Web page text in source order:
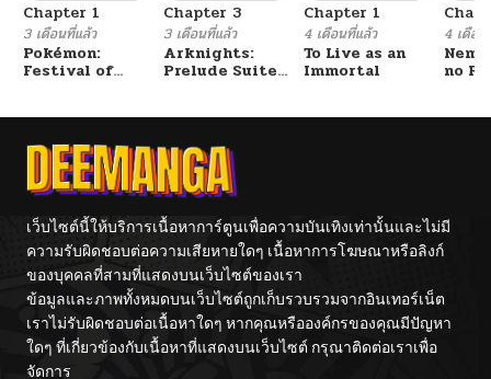
Chapter 1
3 เดือนที่แล้ว
Pokémon:
Festival of
Chapter 3
3 เดือนที่แล้ว
Arknights:
Prelude Suite:
Chapter 1
4 เดือนที่แล้ว
To Live as an
Immortal
4 เดือน
no
เว็บไซต์นี้ให้บริการเนื้อหาการ์ตูนเพื่อความบันเทิงเท่านั้นและไม่มี
ความรับผิดชอบต่อความเสียหายใดๆ เนื้อหาการโฆษณาหรือลิงก์
ของบุคคลที่สามที่แสดงบนเว็บไซต์ของเรา
ข้อมูลและภาพทั้งหมดบนเว็บไซต์ถูกเก็บรวบรวมจากอินเทอร์เน็ต
เราไม่รับผิดชอบต่อเนื้อหาใดๆ หากคุณหรือองค์กรของคุณมีปัญหา
ใดๆ ที่เกี่ยวข้องกับเนื้อหาที่แสดงบนเว็บไซต์ กรุณาติดต่อเราเพื่อ
จัดการ